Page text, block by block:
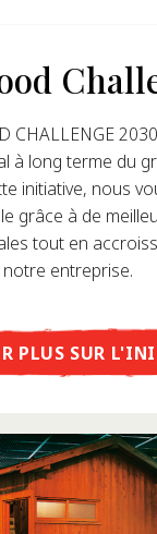
CHALLENGE
à long terme du
initiative, nous
grâce à de
tout en
entreprise.
PLUS SUR